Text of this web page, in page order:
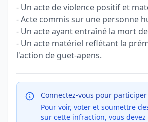
- Un acte de violence positif et
- Acte commis sur une personne
- Un acte ayant entraîné la mort
- Un acte matériel reflétant la
l'action de guet-apens.
Connectez-vous pour participer
Pour voir, voter et soumettre
sur cette infraction, vous devez